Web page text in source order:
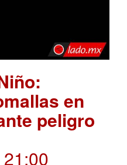
en
peligro
21:00